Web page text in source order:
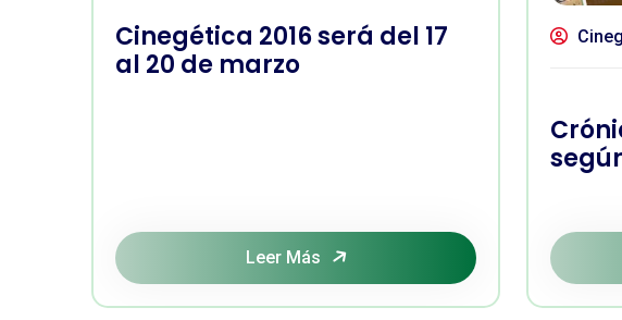
Cinegética 2016 será del 17
al 20 de marzo
Leer Más